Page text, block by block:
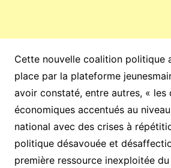
Cette nouvelle coalition politique
place par la plateforme
avoir constaté, entre autres, « les
économiques accentués au
national avec des crises à
politique désavouée et
première ressource inexploitée